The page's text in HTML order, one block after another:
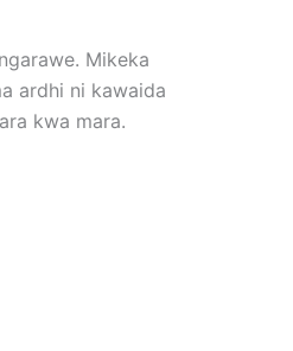
Mikeka
ardhi ni kawaida
kwa mara.